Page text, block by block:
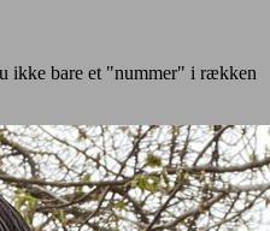
ikke bare et "nummer" i rækken